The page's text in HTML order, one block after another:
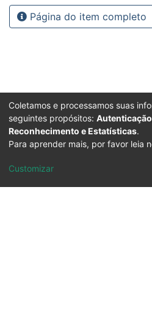
Página do item completo
Coletamos e processamos suas
seguintes propósitos:
Reconhecimento e Estatísticas.
Para aprender mais, por favor leia
Customizar